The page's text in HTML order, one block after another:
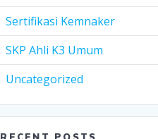
Sertifikasi Kemnaker
SKP Ahli K3 Umum
Uncategorized
RECENT POSTS